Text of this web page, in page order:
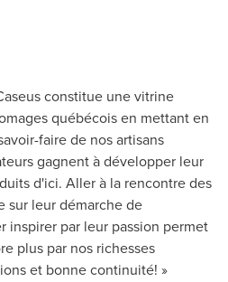
constitue une vitrine
québécois en mettant en
faire de nos artisans
gagnent à développer leur
d'ici. Aller à la rencontre des
sur leur démarche de
inspirer par leur passion permet
plus par nos richesses
et bonne continuité! »